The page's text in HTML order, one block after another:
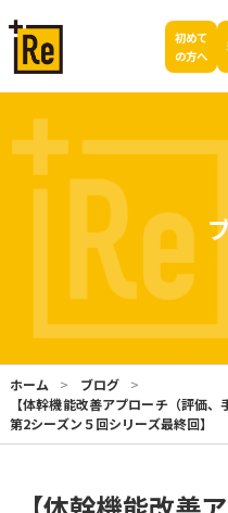
初めて
の方へ
ホーム
ブログ
【体幹機能改善アプローチ（評価
第2シーズン５回シリーズ最終回】